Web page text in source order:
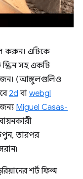
করুন। এটিকে
সহ একটি
(আঙ্গুলগুলিও
2d বা webgl
Miguel Casas-
তারপর
শর্ট ফিল্ম